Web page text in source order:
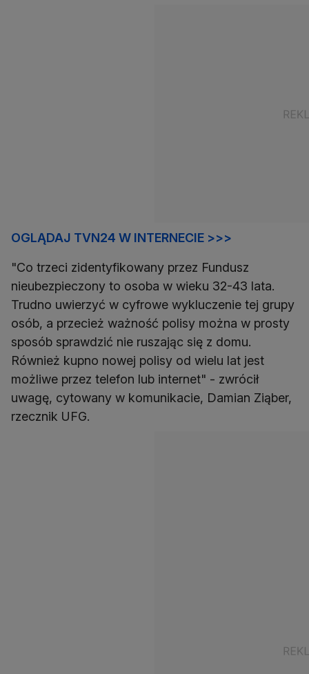
OGLĄDAJ TVN24 W INTERNECIE >>>
"Co trzeci zidentyfikowany przez Fundusz
nieubezpieczony to osoba w wieku 32-43 lata.
Trudno uwierzyć w cyfrowe wykluczenie tej grupy
osób, a przecież ważność polisy można w prosty
sposób sprawdzić nie ruszając się z domu.
Również kupno nowej polisy od wielu lat jest
możliwe przez telefon lub internet" - zwrócił
uwagę, cytowany w komunikacie, Damian Ziąber,
rzecznik UFG.